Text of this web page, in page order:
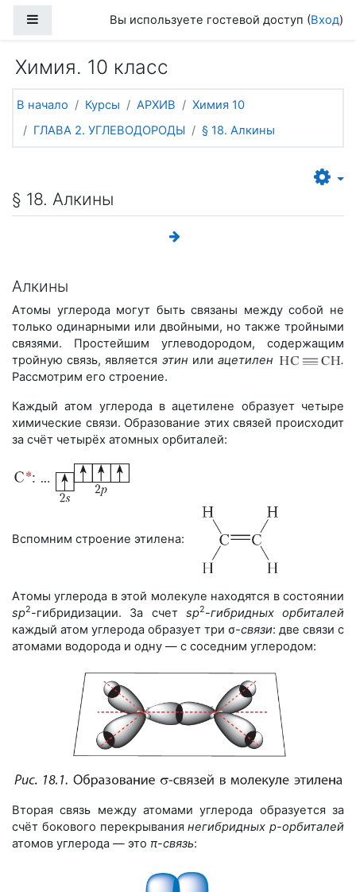
Боковая панельВы используете гостевой доступ (Вход)
Химия. 10 класс
В начало Курсы АРХИВ
Химия 10
ГЛАВА 2. УГЛЕВОДОРОДЫ
§ 18. Алкины
§ 18. Алкины
Алкины
Атомы углерода могут быть связаны между собой не
только одинарными или двойными, но также тройными
связями. Простейшим углеводородом, содержащим
тройную связь, является этин или ацетилен
.
Рассмотрим его строение.
Каждый атом углерода в ацетилене образует четыре
химические связи. Образование этих связей происходит
за счёт четырёх атомных орбиталей:
Вспомним строение этилена:
Атомы углерода в этой молекуле находятся в состоянии
sp2-гибридизации. За счет sp2-гибридных орбиталей
каждый атом углерода образует три σ-связи: две связи с
атомами водорода и одну — с соседним углеродом:
Вторая связь между атомами углерода образуется за
счёт бокового перекрываниянегибридных p-орбиталей
атомов углерода — это π-связь: